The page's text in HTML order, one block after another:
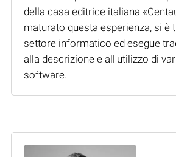
della casa editrice italiana
maturato questa esperienza, si è
settore informatico ed esegue
alla descrizione e all'utilizzo di
software.